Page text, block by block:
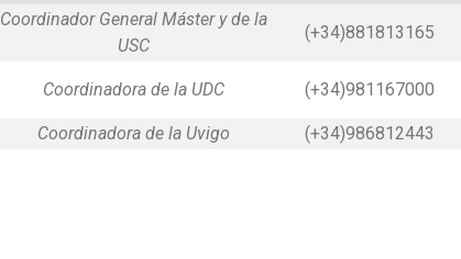
Coordinador General Máster y de la
USC
(+34)881813165
Coordinadora de la UDC (+34)981167000
Coordinadora de la Uvigo (+34)986812443